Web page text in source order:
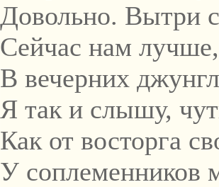
Довольно. Вытри
Сейчас нам
В вечерних
Я так и слышу,
Как от восторга
У соплеменников